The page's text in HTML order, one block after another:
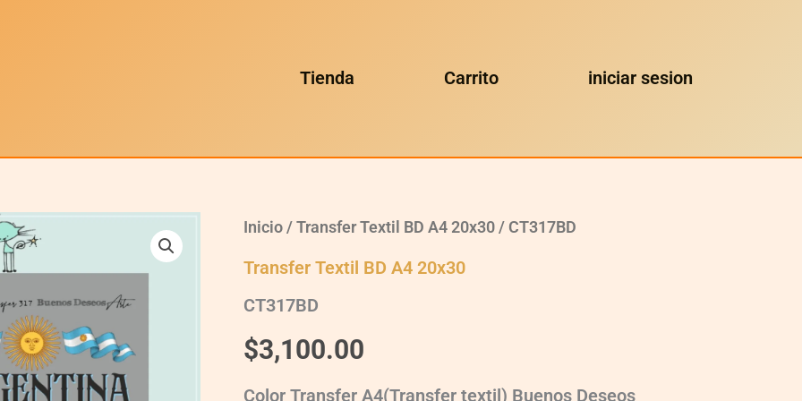
Tienda Carrito iniciar sesion
Inicio/Transfer Textil BD A4 20x30/ CT317BD
Transfer Textil BD A4 20x30
CT317BD
$3,100.00
Color Transfer A4(Transfer textil) Buenos Deseos